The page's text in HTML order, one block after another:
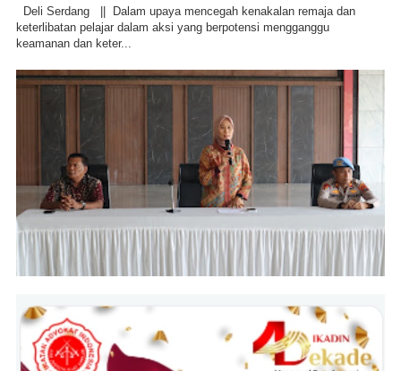
Deli Serdang || Dalam upaya mencegah kenakalan remaja dan
keterlibatan pelajar dalam aksi yang berpotensi mengganggu
keamanan dan keter...